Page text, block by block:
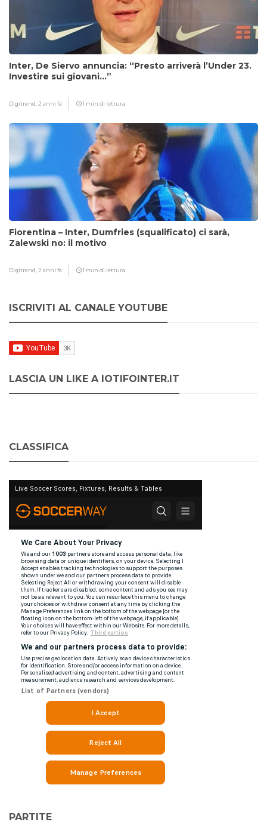
Inter, De Siervo annuncia: “Presto arriverà l’Under 23.
Investire sui giovani…”
Digitrend, 2 anni fa 1 min di lettura
Fiorentina – Inter, Dumfries (squalificato) ci sarà,
Zalewski no: il motivo
Digitrend, 2 anni fa 1 min di lettura
ISCRIVITI AL CANALE YOUTUBE
LASCIA UN LIKE A IOTIFOINTER.IT
CLASSIFICA
PARTITE